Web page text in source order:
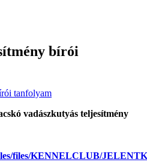
bírói
vadászkutyás teljesítmény
files/KENNELCLUB/